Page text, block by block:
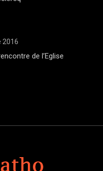
2016
de l’Eglise